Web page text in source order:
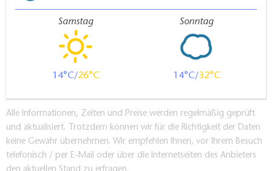
Samstag
14 26
Sonntag
14 32
Alle Informationen, Zeiten und Preise werden regelmäßig geprüft
und aktualisiert. Trotzdem können wir für die Richtigkeit der Daten
keine Gewähr übernehmen. Wir empfehlen Ihnen, vor Ihrem Besuch
telefonisch / per E-Mail oder über die Internetseiten des Anbieters